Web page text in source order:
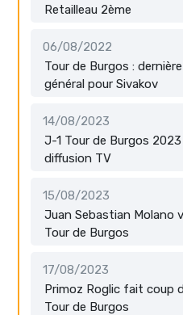
Retailleau 2ème
06/08/2022
Tour de Burgos :
général pour Sivakov
14/08/2023
J-1 Tour de Burgos
diffusion TV
15/08/2023
Juan Sebastian Molano
Tour de Burgos
17/08/2023
Primoz Roglic fait coup
Tour de Burgos